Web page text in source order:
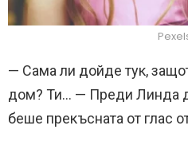
— Сама ли дойде тук,
дом? Ти… — Преди Линда
беше прекъсната от глас